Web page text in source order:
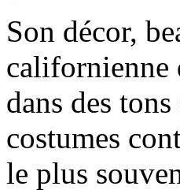
Son décor,
californienne
dans des
costumes
le plus